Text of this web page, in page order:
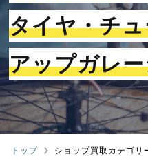
タイヤ・チ
アップガレ
トップ ショップ買取カテゴリ